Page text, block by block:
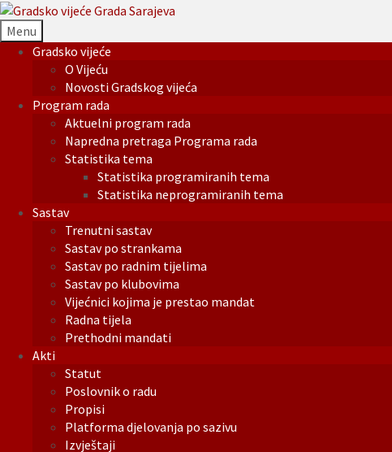
Menu
Gradsko vijeće
O Vijeću
Novosti Gradskog vijeća
Program rada
Aktuelni program rada
Napredna pretraga Programa rada
Statistika tema
Statistika programiranih tema
Statistika neprogramiranih tema
Sastav
Trenutni sastav
Sastav po strankama
Sastav po radnim tijelima
Sastav po klubovima
Vijećnici kojima je prestao mandat
Radna tijela
Prethodni mandati
Akti
Statut
Poslovnik o radu
Propisi
Platforma djelovanja po sazivu
Izvještaji